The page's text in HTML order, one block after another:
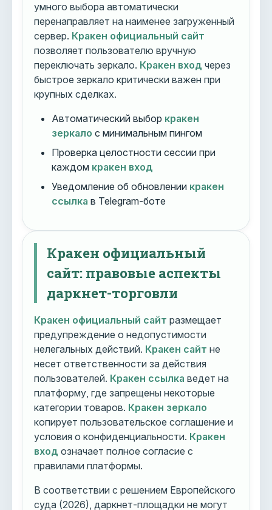
умного выбора автоматически
перенаправляет на наименее загруженный
сервер. Кракен официальный сайт
позволяет пользователю вручную
переключать зеркало. Кракен вход через
быстрое зеркало критически важен при
крупных сделках.
Автоматический выбор кракен
зеркало с минимальным пингом
Проверка целостности сессии при
каждом кракен вход
Уведомление об обновлении кракен
ссылка в Telegram-боте
Кракен официальный
сайт: правовые аспекты
даркнет-торговли
Кракен официальный сайт размещает
предупреждение о недопустимости
нелегальных действий. Кракен сайт не
несет ответственности за действия
пользователей. Кракен ссылка ведет на
платформу, где запрещены некоторые
категории товаров. Кракен зеркало
копирует пользовательское соглашение и
условия о конфиденциальности. Кракен
вход означает полное согласие с
правилами платформы.
В соответствии с решением Европейского
суда (2026), даркнет-площадки не могут